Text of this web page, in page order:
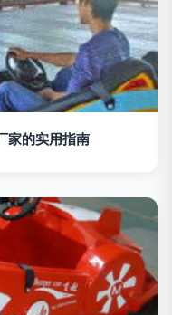
家的实用指南